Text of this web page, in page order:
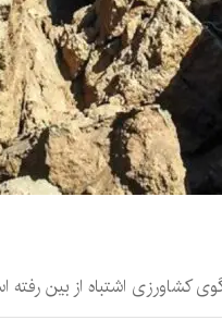
کشاورزی اشتباه از بین رفته